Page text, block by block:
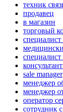
техник
продавец
в магазин
торговый
sale manager
менеджер
менеджер
оператор
сотрудник